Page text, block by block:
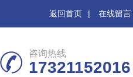
返回首页 | 在线留言
咨询热线
17321152016